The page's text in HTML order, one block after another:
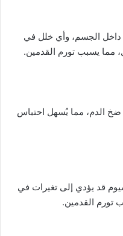
داخل الجسم، وأي خلل في
مما يسبب تورم القدمين.
الدم، مما يُسهل احتباس
قد يؤدي إلى تغيرات في
تورم القدمين.